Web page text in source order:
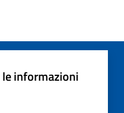
informazioni